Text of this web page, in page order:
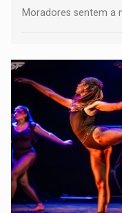
Moradores sentem a